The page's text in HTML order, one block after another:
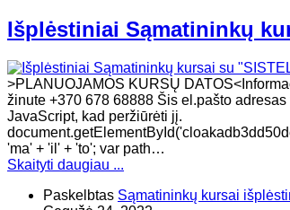
Išplėstiniai Sąmatininkų
>PLANUOJAMOS KURSŲ
žinute +370 678 68888 Šis el.pašto
JavaScript, kad peržiūrėti jį.
'ma' + 'il' + 'to'; var path…
Skaityti daugiau ...
Paskelbtas Sąmatininkų kursai